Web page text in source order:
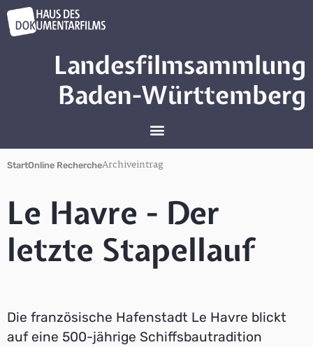
Landesfilmsammlung
Baden-Württemberg
StartOnline RechercheArchiveintrag
Le Havre - Der
letzte Stapellauf
Die französische Hafenstadt Le Havre blickt
auf eine 500-jährige Schiffsbautradition